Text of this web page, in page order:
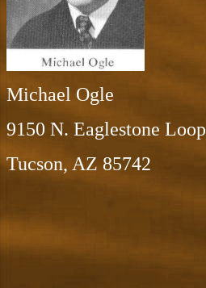
Michael Ogle
9150 N. Eaglestone Loop
Tucson, AZ 85742